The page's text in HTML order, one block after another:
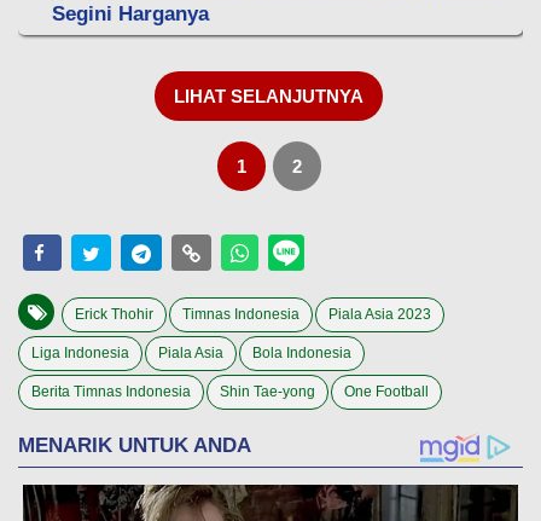
Segini Harganya
LIHAT SELANJUTNYA
1 2
Erick Thohir Timnas Indonesia Piala Asia 2023
Liga Indonesia Piala Asia Bola Indonesia
Berita Timnas Indonesia Shin Tae-yong One Football